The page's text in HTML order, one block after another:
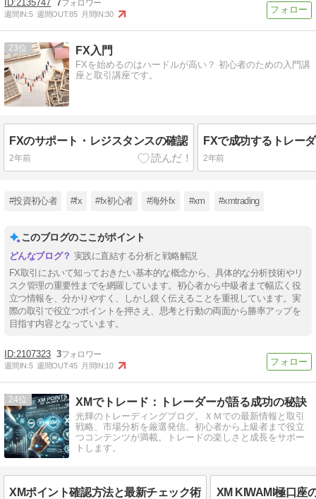
2135747 7
週間IN:5 週間OUT:85 月間IN:30
23 FX入門
FXを始めるのはハードルが高い？ 初心者のための入門講
座と取引講座です。
FXのサポート・レジスタンスの確認
2年前
FXで成功するトレー
2年前
#投資初心者 #fx #fx初心者 #海外fx #xm #xmtrading
このブログのここがポイント
実践に直結する分析と戦略解説
FX取引において知っておきたい基本的な概念から、具体的な分析技術やリ
スク管理の重要性までを網羅しています。初心者から中級者まで幅広く役
立つ情報を、分かりやすく、しかし鋭く伝えることを重視しています。実
際の取引で役立つポイントを押さえ、思考と行動の両面から勝率アップを
目指す内容となっています。
2107323 3
週間IN:5 週間OUT:45 月間IN:10
24 XMでトレード：トレーダーが語る成功の秘訣
光輝のトレーディングブログ。ＸＭでの最新情報と取引
戦略、市場分析を厳選発信。初心者から上級者まで役立
つコンテンツが満載。トレードの楽しさと成長をサポー
トします。
XMポイント確認方法と最新チェック術